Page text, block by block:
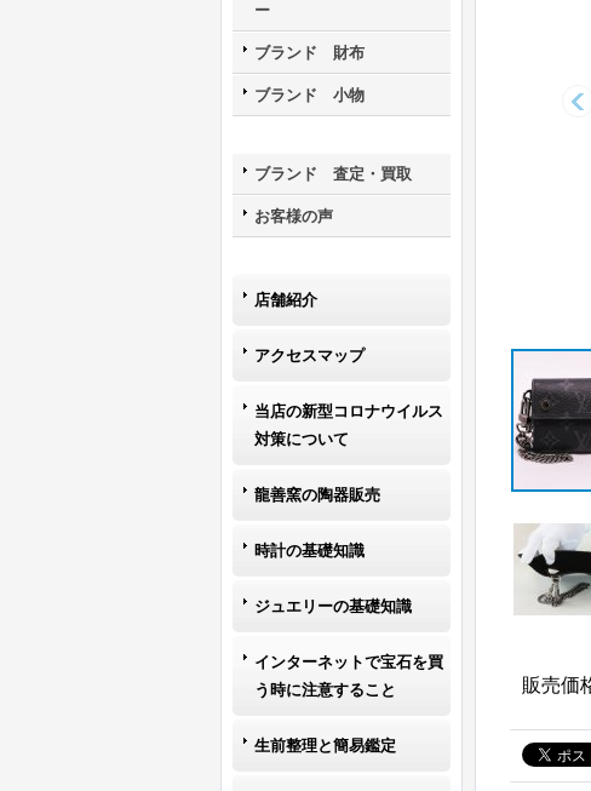
ー
ブランド 財布
ブランド 小物
ブランド 査定・買取
お客様の声
店舗紹介
アクセスマップ
当店の新型コロナウイルス
対策について
龍善窯の陶器販売
時計の基礎知識
ジュエリーの基礎知識
インターネットで宝石を買
う時に注意すること
生前整理と簡易鑑定
販売価